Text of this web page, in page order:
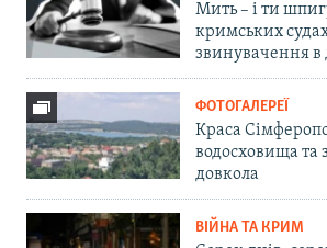
Мить – і ти
кримських
звинувачення в
ФОТОГАЛЕРЕЇ
Краса
водосховища та
довкола
ВІЙНА ТА КРИМ